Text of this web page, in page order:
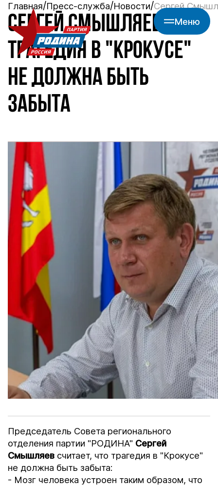
Меню
Главная Пресс-служба Новости Сергей
СЕРГЕЙ СМЫШЛЯЕВ:
ТРАГЕДИЯ В "КРОКУСЕ"
НЕ ДОЛЖНА БЫТЬ
ЗАБЫТА
Председатель Совета регионального
отделения партии "РОДИНА" Сергей
Смышляев считает, что трагедия в "Крокусе"
не должна быть забыта:
- Мозг человека устроен таким образом, что